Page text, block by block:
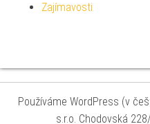
Zajímavosti
Používáme WordPress (v
s.r.o. Chodovská